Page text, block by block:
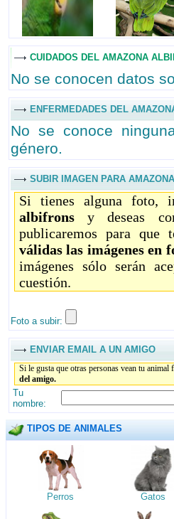
CUIDADOS DEL AMAZONA
No se conocen datos
ENFERMEDADES DEL
No se conoce
género.
SUBIR IMAGEN PARA
Si tienes alguna foto,
albifrons y deseas
publicaremos para
válidas las imágenes en
imágenes sólo serán
cuestión.
Foto a subir:
ENVIAR EMAIL A UN AMIGO
Si le gusta que otras personas vean tu
del amigo.
Tu
nombre:
TIPOS DE ANIMALES
Perros Gatos